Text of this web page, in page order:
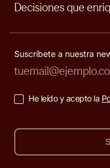
Decisiones que
Suscríbete a nuestra
He leído y acepto la